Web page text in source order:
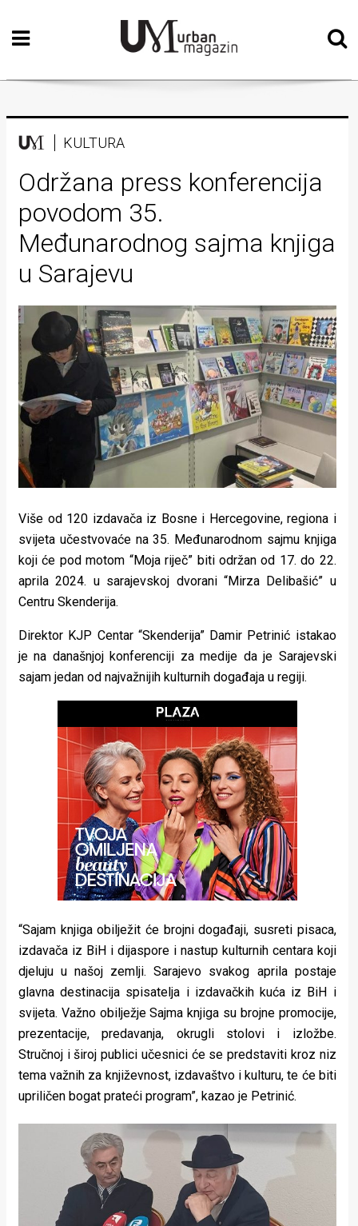
Početna
Vizualne
Teatar
Književnost
Muzika
Film
Intervju
Kolumne
Kultura
Lifestyle
Beauty
stolom
Život
u
pokretu
Ideje
Aktivizam
Aktuelnosti
About
Urban
Magazin
KULTURA
Održana press konferencija
povodom 35.
Međunarodnog sajma knjiga
u Sarajevu
Više od 120 izdavača iz Bosne i Hercegovine, regiona i
svijeta učestvovaće na 35. Međunarodnom sajmu knjiga
koji će pod motom “Moja riječ” biti održan od 17. do 22.
aprila 2024. u sarajevskoj dvorani “Mirza Delibašić” u
Centru Skenderija.
Direktor KJP Centar “Skenderija” Damir Petrinić istakao
je na današnjoj konferenciji za medije da je Sarajevski
sajam jedan od najvažnijih kulturnih događaja u regiji.
“Sajam knjiga obilježit će brojni događaji, susreti pisaca,
izdavača iz BiH i dijaspore i nastup kulturnih centara koji
djeluju u našoj zemlji. Sarajevo svakog aprila postaje
glavna destinacija spisatelja i izdavačkih kuća iz BiH i
svijeta. Važno obilježje Sajma knjiga su brojne promocije,
prezentacije, predavanja, okrugli stolovi i izložbe.
Stručnoj i široj publici učesnici će se predstaviti kroz niz
tema važnih za književnost, izdavaštvo i kulturu, te će biti
upriličen bogat prateći program”, kazao je Petrinić.